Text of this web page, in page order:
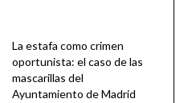
La estafa como crimen
oportunista: el caso de las
mascarillas del
Ayuntamiento de Madrid